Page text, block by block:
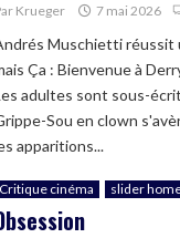
Krueger 7 mai 2026
Muschietti
Ça : Bienvenue à
adultes sont sous-
Sou en clown
apparitions...
Critique cinéma slider